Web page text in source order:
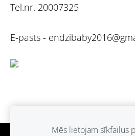
Tel.nr. 20007325
E-pasts -
Mēs lietojam sīkfailus